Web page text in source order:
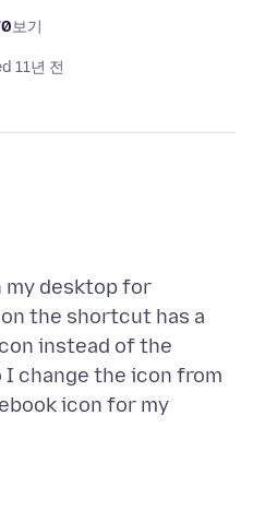
보기
11년 전
desktop for
the shortcut has a
instead of the
I change the icon from
icon for my